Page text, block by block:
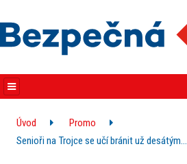
Úvod
Promo
Senioři na Trojce se učí bránit už desátým…